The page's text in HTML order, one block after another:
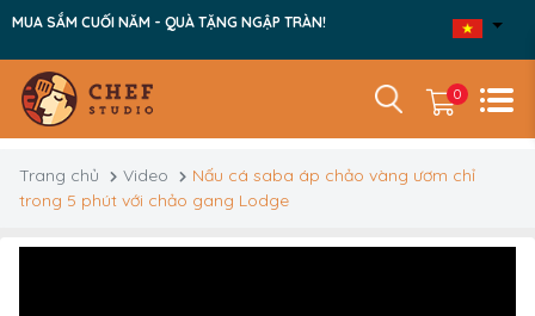
MUA SẮM CUỐI NĂM - QUÀ TẶNG NGẬP TRÀN!
0
Trang chủ Video
Nấu cá saba áp chảo vàng ươm chỉ
trong 5 phút với chảo gang Lodge